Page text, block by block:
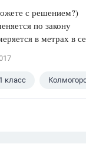
с решением?)
по закону
в метрах в
класс